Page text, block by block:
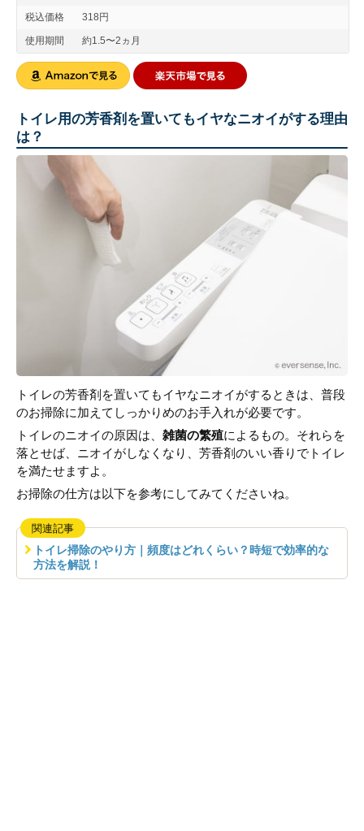
税込価格 318円
使用期間 約1.5〜2ヵ月
トイレ用の芳香剤を置いてもイヤなニオイがする理由
は？
トイレの芳香剤を置いてもイヤなニオイがするときは、普段
のお掃除に加えてしっかりめのお手入れが必要です。
トイレのニオイの原因は、 雑菌の繁殖によるもの。それらを
落とせば、ニオイがしなくなり、芳香剤のいい香りでトイレ
を満たせますよ。
お掃除の仕方は以下を参考にしてみてくださいね。
関連記事
トイレ掃除のやり方｜頻度はどれくらい？時短で効率的な
方法を解説！